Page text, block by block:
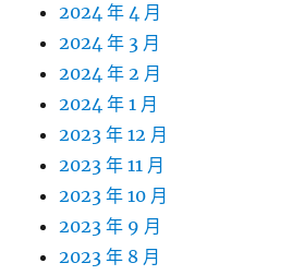
2024 年 4 月
2024 年 3 月
2024 年 2 月
2024 年 1 月
2023 年 12 月
2023 年 11 月
2023 年 10 月
2023 年 9 月
2023 年 8 月